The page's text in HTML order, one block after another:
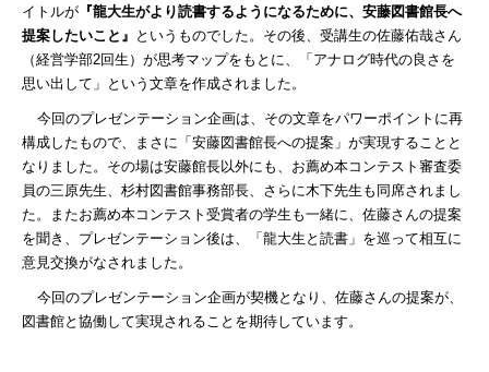
イトルが 『龍大生がより読書するようになるために、安藤図書館長へ
提案したいこと』 というものでした。その後、受講生の佐藤佑哉さん
（経営学部2回生）が思考マップをもとに、「アナログ時代の良さを
思い出して」という文章を作成されました。
今回のプレゼンテーション企画は、その文章をパワーポイントに再
構成したもので、まさに「安藤図書館長への提案」が実現することと
なりました。その場は安藤館長以外にも、お薦め本コンテスト審査委
員の三原先生、杉村図書館事務部長、さらに木下先生も同席されまし
た。またお薦め本コンテスト受賞者の学生も一緒に、佐藤さんの提案
を聞き、プレゼンテーション後は、「龍大生と読書」を巡って相互に
意見交換がなされました。
今回のプレゼンテーション企画が契機となり、佐藤さんの提案が、
図書館と協働して実現されることを期待しています。